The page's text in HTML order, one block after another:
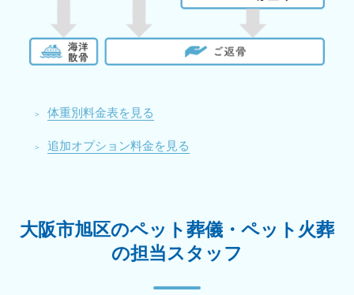
体重別料金表を見る
追加オプション料金を見る
大阪市旭区のペット葬儀・ペット火葬
の担当スタッフ